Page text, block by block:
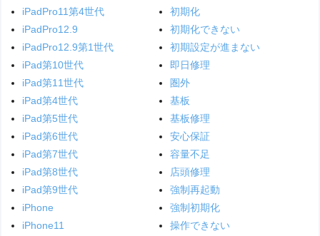
iPadPro11第4世代
iPadPro12.9
iPadPro12.9第1世代
iPad第10世代
iPad第11世代
iPad第4世代
iPad第5世代
iPad第6世代
iPad第7世代
iPad第8世代
iPad第9世代
iPhone
iPhone11
初期化
初期化できない
初期設定が進まない
即日修理
圏外
基板
基板修理
安心保証
容量不足
店頭修理
強制再起動
強制初期化
操作できない